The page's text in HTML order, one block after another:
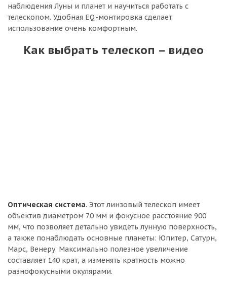
наблюдения Луны и планет и научиться работать с
телескопом. Удобная EQ-монтировка сделает
использование очень комфортным.
Как выбрать телескоп – видео
Оптическая система. Этот линзовый телескоп имеет
объектив диаметром 70 мм и фокусное расстояние 900
мм, что позволяет детально увидеть лунную поверхность,
а также понаблюдать основные планеты: Юпитер, Сатурн,
Марс, Венеру. Максимально полезное увеличение
составляет 140 крат, а изменять кратность можно
разнофокусными окулярами.